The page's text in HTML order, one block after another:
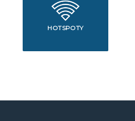
HOTSPOTY